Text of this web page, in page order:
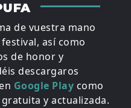
de vuestra mano
así como
de honor y
descargaros
Google Play como
y actualizada.